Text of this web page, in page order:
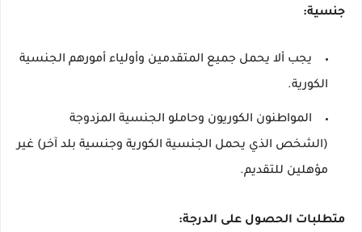
جنسية:
يجب ألا يحمل جميع المتقدمين وأولياء أمورهم الجنسية
الكورية.
المواطنون الكوريون وحاملو الجنسية المزدوجة
(الشخص الذي يحمل الجنسية الكورية وجنسية بلد آخر) غير
مؤهلين للتقديم.
متطلبات الحصول على الدرجة: